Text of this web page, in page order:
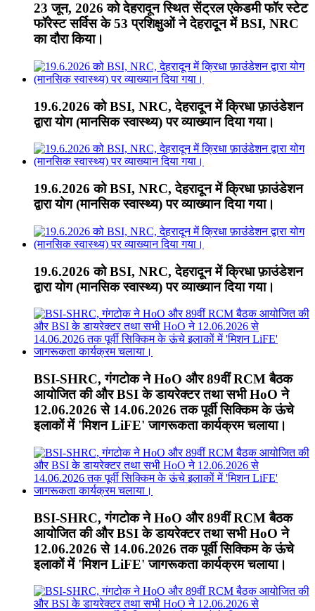
23 जून, 2026 को देहरादून स्थित सेंट्रल एकेडमी फॉर स्टेट
फॉरेस्ट सर्विस के 53 प्रशिक्षुओं ने देहरादून में BSI, NRC
का दौरा किया।
19.6.2026 को BSI, NRC, देहरादून में क्रिधा फ़ाउंडेशन
द्वारा योग (मानसिक स्वास्थ्य) पर व्याख्यान दिया गया।
19.6.2026 को BSI, NRC, देहरादून में क्रिधा फ़ाउंडेशन
द्वारा योग (मानसिक स्वास्थ्य) पर व्याख्यान दिया गया।
19.6.2026 को BSI, NRC, देहरादून में क्रिधा फ़ाउंडेशन
द्वारा योग (मानसिक स्वास्थ्य) पर व्याख्यान दिया गया।
BSI-SHRC, गंगटोक ने HoO और 89वीं RCM बैठक
आयोजित की और BSI के डायरेक्टर तथा सभी HoO ने
12.06.2026 से 14.06.2026 तक पूर्वी सिक्किम के ऊंचे
इलाकों में 'मिशन LiFE' जागरूकता कार्यक्रम चलाया।
BSI-SHRC, गंगटोक ने HoO और 89वीं RCM बैठक
आयोजित की और BSI के डायरेक्टर तथा सभी HoO ने
12.06.2026 से 14.06.2026 तक पूर्वी सिक्किम के ऊंचे
इलाकों में 'मिशन LiFE' जागरूकता कार्यक्रम चलाया।